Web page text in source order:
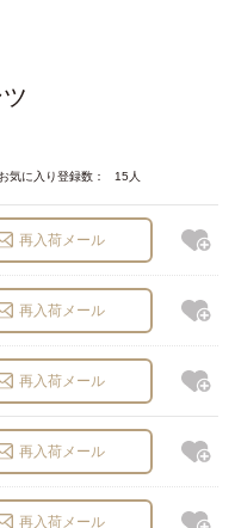
お気に入り登録数： 15人
再入荷メール
再入荷メール
再入荷メール
再入荷メール
再入荷メール